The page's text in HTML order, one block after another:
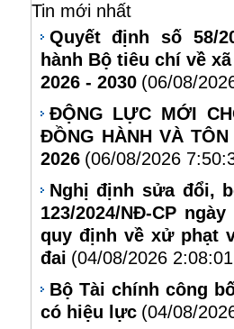
Tin mới nhất
Quyết định số 58/
hành Bộ tiêu chí về
2026 - 2030 (06/08/
ĐỘNG LỰC MỚI
ĐỒNG HÀNH VÀ
2026 (06/08/2026
Nghị định sửa đổi,
123/2024/NĐ-CP
quy định về xử phạt
đai (04/08/2026
Bộ Tài chính công
có hiệu lực (04/08/